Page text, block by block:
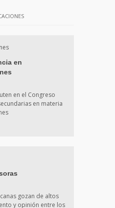
en
en el Congreso
en materia
gozan de altos
y opinión entre los